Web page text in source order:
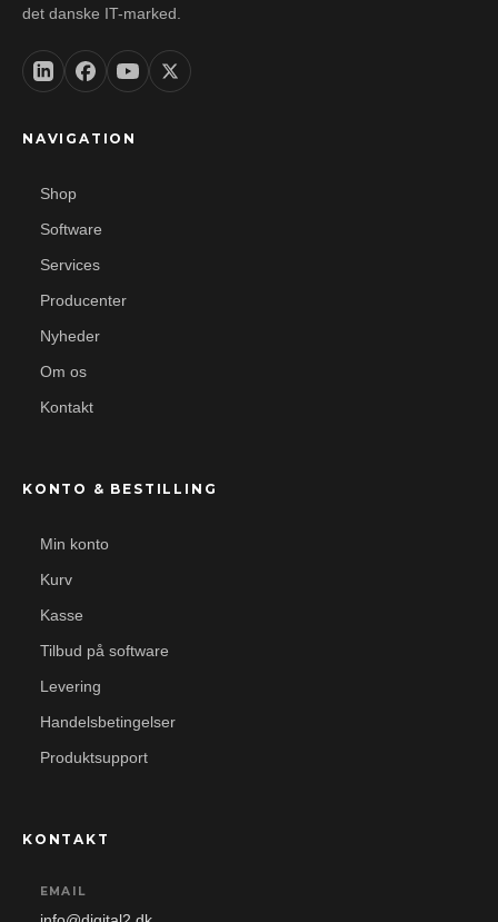
det danske IT-marked.
NAVIGATION
Shop
Software
Services
Producenter
Nyheder
Om os
Kontakt
KONTO & BESTILLING
Min konto
Kurv
Kasse
Tilbud på software
Levering
Handelsbetingelser
Produktsupport
KONTAKT
EMAIL